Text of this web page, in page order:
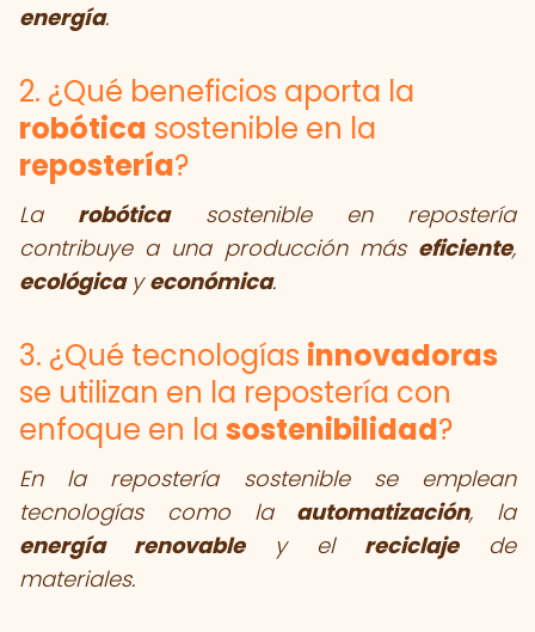
energía.
2. ¿Qué beneficios aporta la
robótica sostenible en la
repostería?
La robóticasostenible en repostería
contribuye a una producción más eficiente,
ecológicayeconómica.
3. ¿Qué tecnologías innovadoras
se utilizan en la repostería con
enfoque en la sostenibilidad?
En la repostería sostenible se emplean
tecnologías como la automatización, la
energía renovabley el reciclajede
materiales.